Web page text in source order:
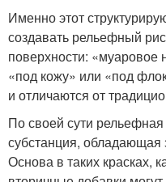
Именно этот
создавать рельефный
поверхности: «муаровое
«под кожу» или «под
и отличаются от
По своей сути рельефная
субстанция, обладающая
Основа в таких красках,